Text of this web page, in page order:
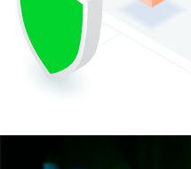
OPENS IN A NEW TAB